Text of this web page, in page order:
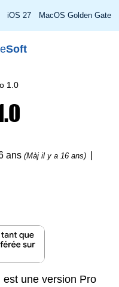
iOS 27 MacOS Golden Gate
Soft
1.0
ans(Màj il y a 16 ans)
est une version Pro